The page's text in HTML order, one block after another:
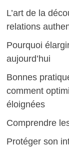
L’art de la
relations
Pourquoi
aujourd’hui
Bonnes
comment
éloignées
Comprendre
Protéger son